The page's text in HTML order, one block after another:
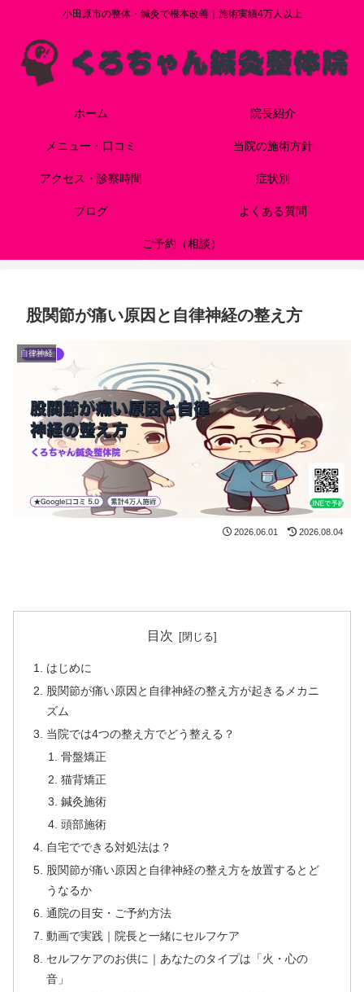
小田原市の整体・鍼灸で根本改善｜施術実績4万人以上
ホーム 院長紹介
メニュー・口コミ 当院の施術方針
アクセス・診察時間 症状別
ブログ よくある質問
ご予約（相談）
股関節が痛い原因と自律神経の整え方
自律神経
2026.06.01 2026.08.04
目次
はじめに
股関節が痛い原因と自律神経の整え方が起きるメカニ
ズム
当院では4つの整え方でどう整える？
骨盤矯正
猫背矯正
鍼灸施術
頭部施術
自宅でできる対処法は？
股関節が痛い原因と自律神経の整え方を放置するとど
うなるか
通院の目安・ご予約方法
動画で実践｜院長と一緒にセルフケア
セルフケアのお供に｜あなたのタイプは「火・心の
音」